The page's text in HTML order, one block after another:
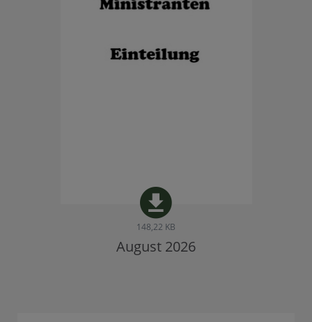
148,22 KB
August 2026